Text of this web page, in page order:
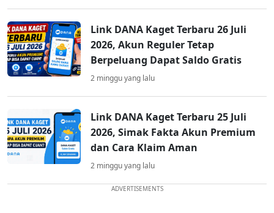
Link DANA Kaget Terbaru 26 Juli
2026, Akun Reguler Tetap
Berpeluang Dapat Saldo Gratis
2 minggu yang lalu
Link DANA Kaget Terbaru 25 Juli
2026, Simak Fakta Akun Premium
dan Cara Klaim Aman
2 minggu yang lalu
ADVERTISEMENTS